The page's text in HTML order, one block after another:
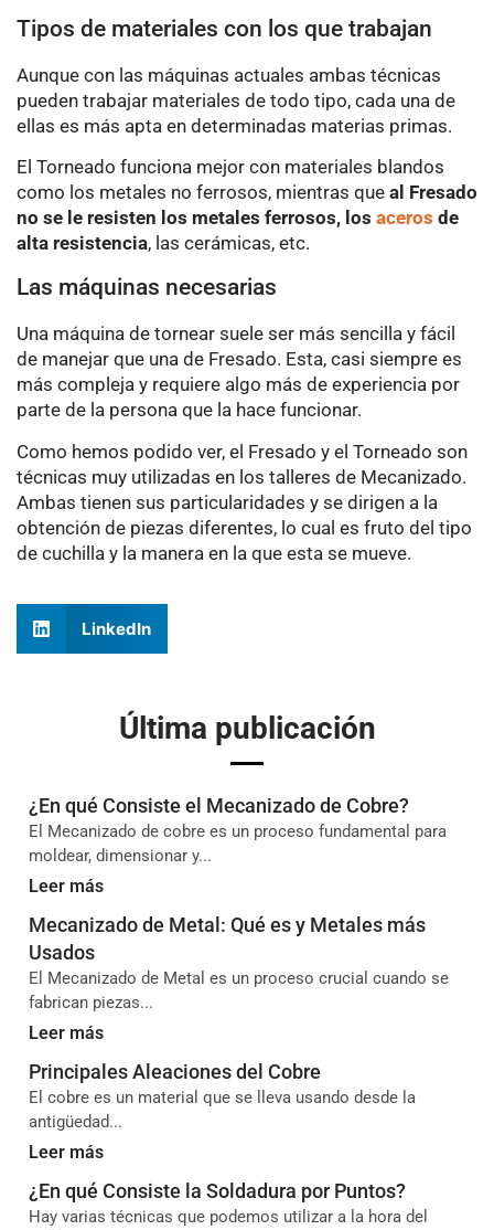
Tipos de materiales con los que trabajan
Aunque con las máquinas actuales ambas técnicas
pueden trabajar materiales de todo tipo, cada una de
ellas es más apta en determinadas materias primas.
El Torneado funciona mejor con materiales blandos
como los metales no ferrosos, mientras que al Fresado
no se le resisten los metales ferrosos, los aceros de
alta resistencia, las cerámicas, etc.
Las máquinas necesarias
Una máquina de tornear suele ser más sencilla y fácil
de manejar que una de Fresado. Esta, casi siempre es
más compleja y requiere algo más de experiencia por
parte de la persona que la hace funcionar.
Como hemos podido ver, el Fresado y el Torneado son
técnicas muy utilizadas en los talleres de Mecanizado.
Ambas tienen sus particularidades y se dirigen a la
obtención de piezas diferentes, lo cual es fruto del tipo
de cuchilla y la manera en la que esta se mueve.
LinkedIn
Última publicación
¿En qué Consiste el Mecanizado de Cobre?
El Mecanizado de cobre es un proceso fundamental para
moldear, dimensionar y...
Leer más
Mecanizado de Metal: Qué es y Metales más
Usados
El Mecanizado de Metal es un proceso crucial cuando se
fabrican piezas...
Leer más
Principales Aleaciones del Cobre
El cobre es un material que se lleva usando desde la
antigüedad...
Leer más
¿En qué Consiste la Soldadura por Puntos?
Hay varias técnicas que podemos utilizar a la hora del